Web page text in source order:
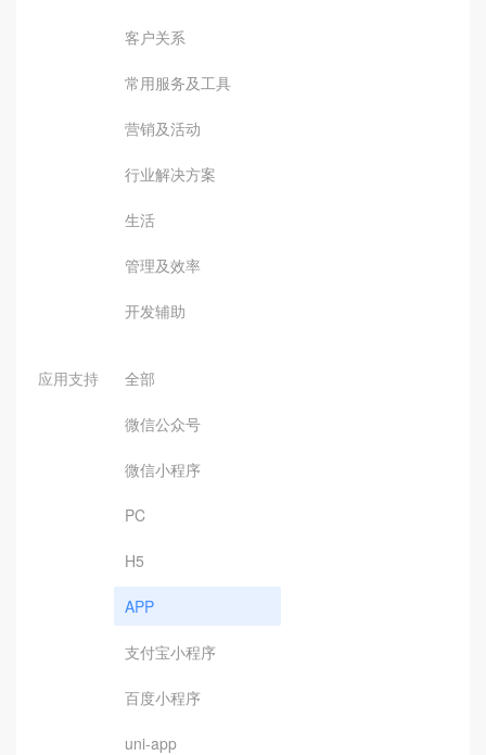
客户关系
常用服务及工具
营销及活动
行业解决方案
生活
管理及效率
开发辅助
应用支持 全部
微信公众号
微信小程序
PC
H5
APP
支付宝小程序
百度小程序
uni-app